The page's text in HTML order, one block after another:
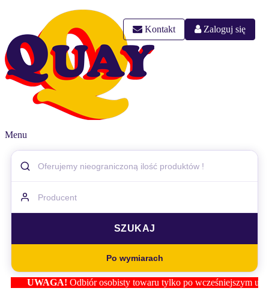
Kontakt Zaloguj się
Menu
Po wymiarach
UWAGA!Odbiór osobisty towaru tylko po wcześniejszym